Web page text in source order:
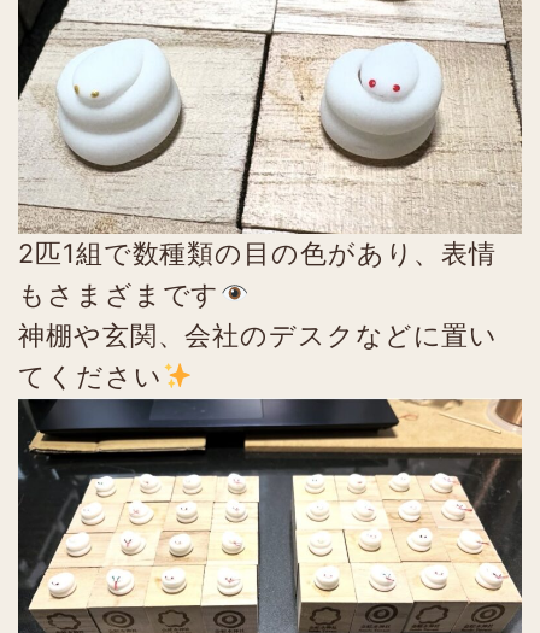
2匹1組で数種類の目の色があり、表情
もさまざまです
神棚や玄関、会社のデスクなどに置い
てください